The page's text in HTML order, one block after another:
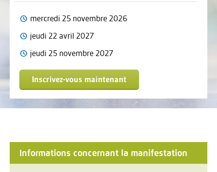
mercredi 25 novembre 2026
jeudi 22 avril 2027
jeudi 25 novembre 2027
Inscrivez-vous maintenant
Informations concernant la manifestation